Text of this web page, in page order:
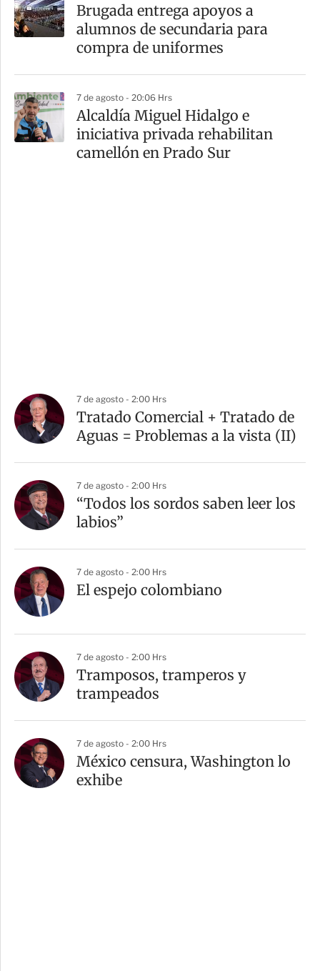
Brugada entrega apoyos a
alumnos de secundaria para
compra de uniformes
7 de agosto - 20:06 Hrs
Alcaldía Miguel Hidalgo e
iniciativa privada rehabilitan
camellón en Prado Sur
7 de agosto - 2:00 Hrs
Tratado Comercial + Tratado de
Aguas = Problemas a la vista (II)
7 de agosto - 2:00 Hrs
“Todos los sordos saben leer los
labios”
7 de agosto - 2:00 Hrs
El espejo colombiano
7 de agosto - 2:00 Hrs
Tramposos, tramperos y
trampeados
7 de agosto - 2:00 Hrs
México censura, Washington lo
exhibe